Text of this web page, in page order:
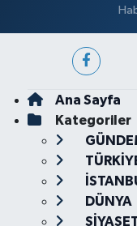
Ana Sayfa
Kategoriler
DÜNYA